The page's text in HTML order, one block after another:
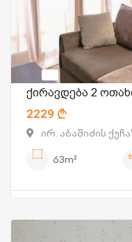
ქირავდება 2
2229
ირ. აბაშიძის
63m²